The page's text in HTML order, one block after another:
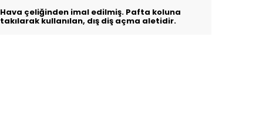
Hava çeliğinden imal edilmiş. Pafta koluna
takılarak kullanılan, dış diş açma aletidir.